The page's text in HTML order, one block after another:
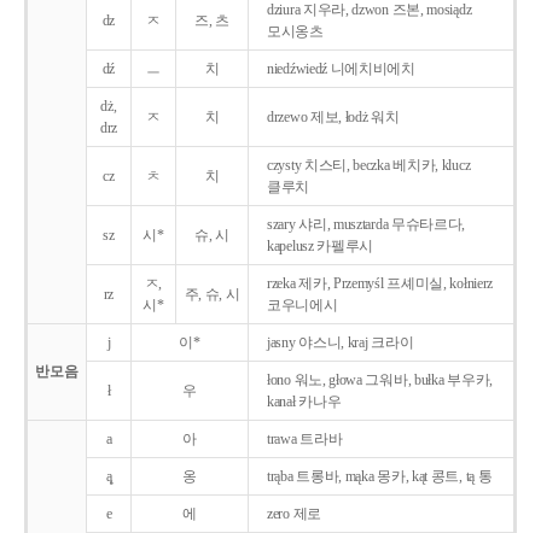
dz ㅈ 즈, 츠
dziura 지우라, dzwon 즈본, mosiądz
모시옹츠
dź ㅡ 치 niedźwiedź 니에치비에치
dż,
drz
ㅈ 치 drzewo 제보, łodż 워치
cz ㅊ 치
czysty 치스티, beczka 베치카, klucz
클루치
sz 시* 슈, 시
szary 샤리, musztarda 무슈타르다,
kapelusz 카펠루시
rz
ㅈ,
시*
주, 슈, 시
rzeka 제카, Przemyśl 프셰미실, kołnierz
코우니에시
반모음
j 이* jasny 야스니, kraj 크라이
ł 우
łono 워노, głowa 그워바, bułka 부우카,
kanał 카나우
a 아 trawa 트라바
ą̨ 옹 trąba 트롱바, mąka 몽카, kąt 콩트, tą 통
e 에 zero 제로